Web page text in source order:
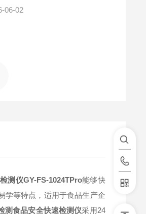
06-02
测仪GY-FS-1024TPro能够快
学等特点，适用于食品生产企
测食品安全快速检测仪采用24